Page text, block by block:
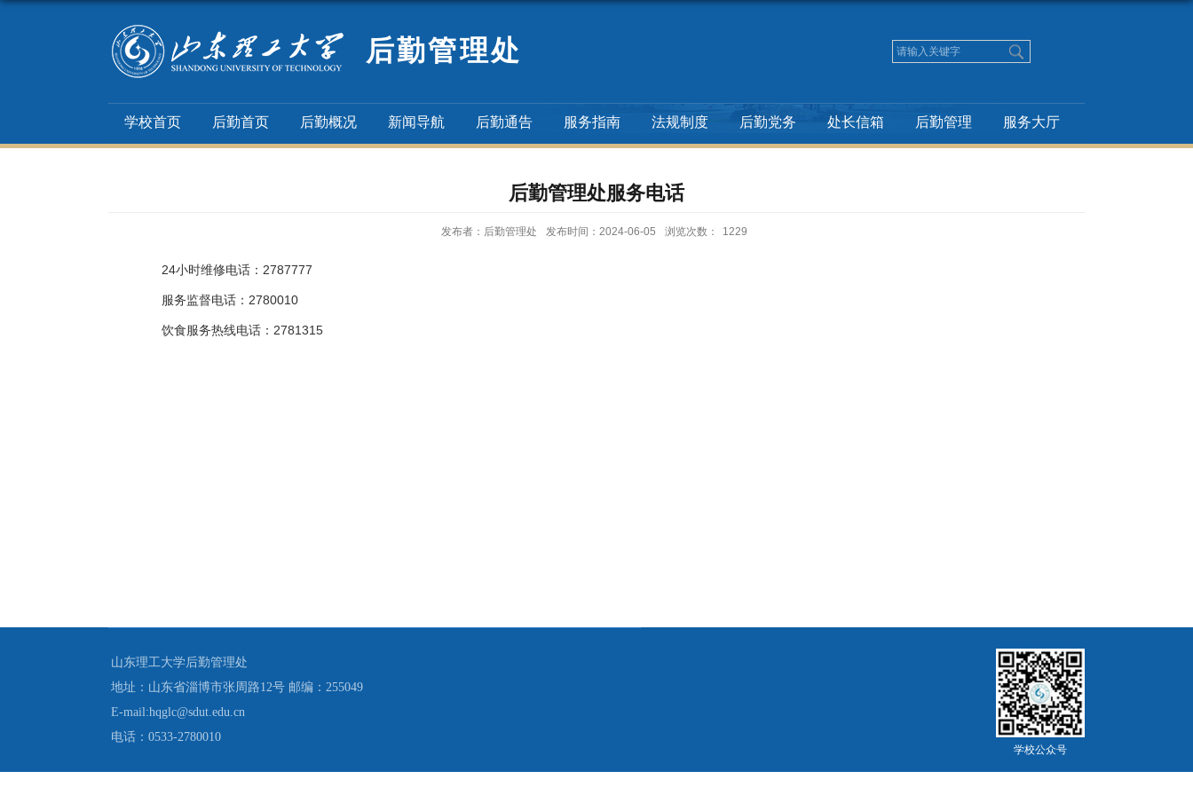
后勤管理处
学校首页 后勤首页 后勤概况 新闻导航 后勤通告 服务指南 法规制度 后勤党务 处长信箱 后勤管理 服务大厅
后勤管理处服务电话
发布者：后勤管理处 发布时间：2024-06-05 浏览次数： 1229
24小时维修电话：2787777
服务监督电话：2780010
饮食服务热线电话：2781315
山东理工大学后勤管理处
地址：山东省淄博市张周路12号 邮编：255049
E-mail:hqglc@sdut.edu.cn
电话：0533-2780010
学校公众号